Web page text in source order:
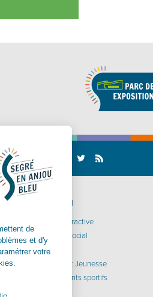
Nous suivre
VIVRE ICI
Carte interactive
Santé et social
Aînés
Enfance et Jeunesse
Equipements sportifs